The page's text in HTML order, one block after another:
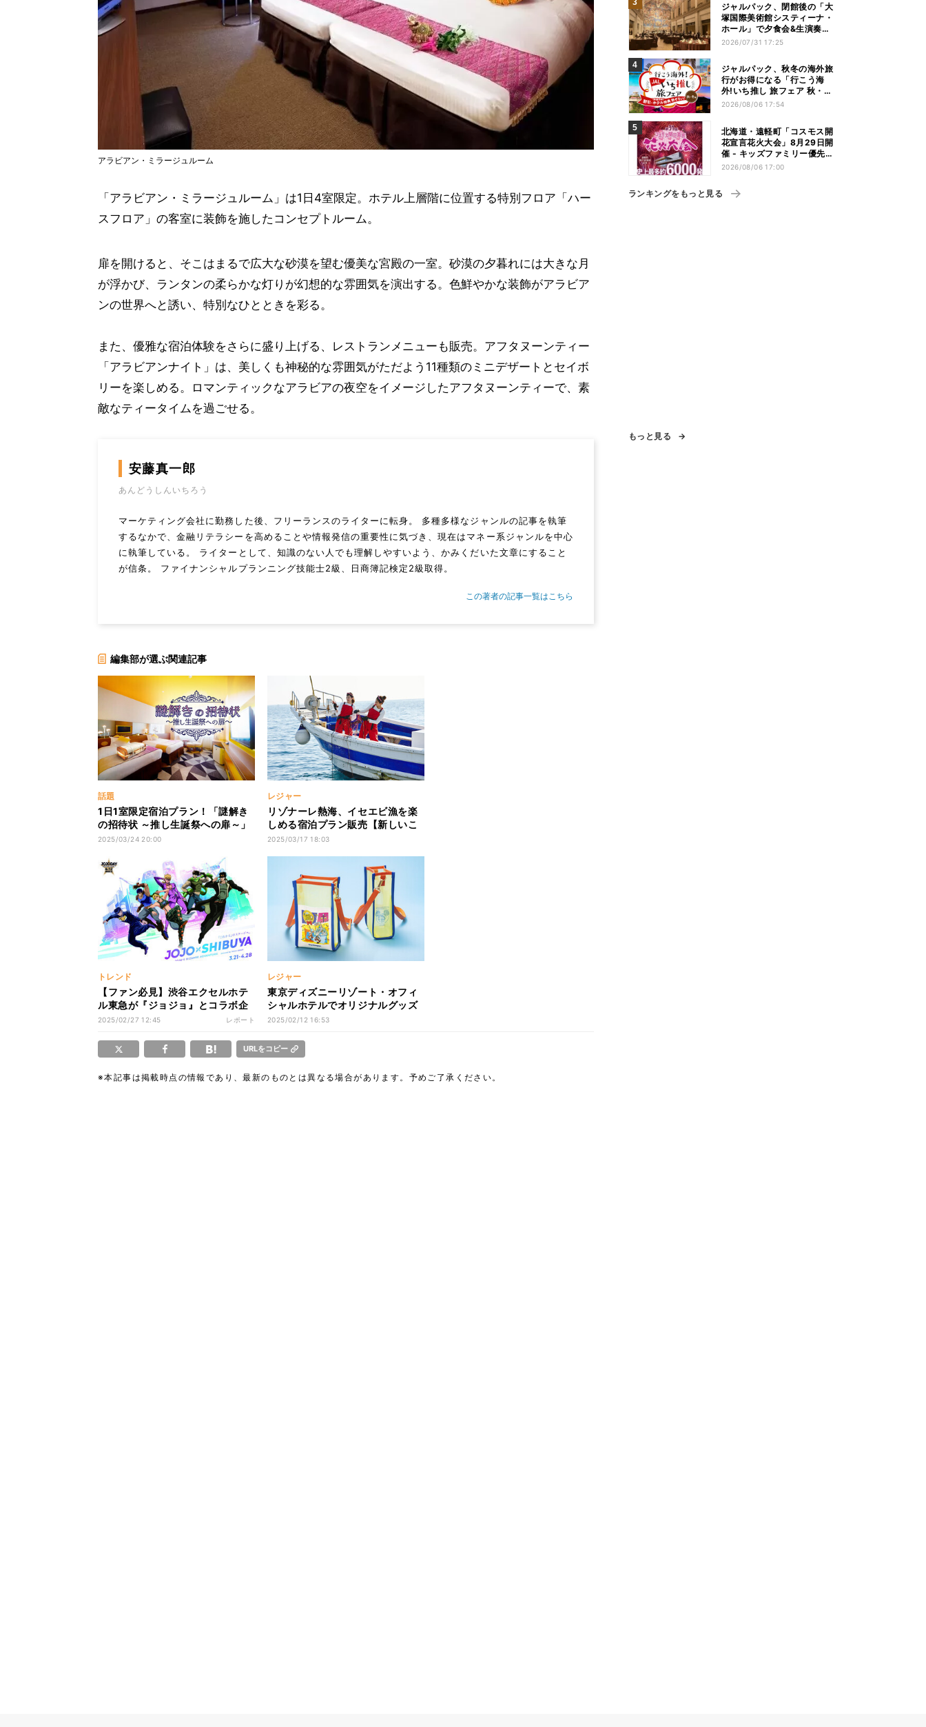
アラビアン・ミラージュルーム
「アラビアン・ミラージュルーム」は1日4室限定。ホテル上層階に位置する特別フロア「ハー
スフロア」の客室に装飾を施したコンセプトルーム。
扉を開けると、そこはまるで広大な砂漠を望む優美な宮殿の一室。砂漠の夕暮れには大きな月
が浮かび、ランタンの柔らかな灯りが幻想的な雰囲気を演出する。色鮮やかな装飾がアラビア
ンの世界へと誘い、特別なひとときを彩る。
また、優雅な宿泊体験をさらに盛り上げる、レストランメニューも販売。アフタヌーンティー
「アラビアンナイト」は、美しくも神秘的な雰囲気がただよう11種類のミニデザートとセイボ
リーを楽しめる。ロマンティックなアラビアの夜空をイメージしたアフタヌーンティーで、素
敵なティータイムを過ごせる。
安藤真一郎
あんどうしんいちろう
マーケティング会社に勤務した後、フリーランスのライターに転身。 多種多様なジャンルの記事を執筆
するなかで、金融リテラシーを高めることや情報発信の重要性に気づき、現在はマネー系ジャンルを中心
に執筆している。 ライターとして、知識のない人でも理解しやすいよう、かみくだいた文章にすること
が信条。 ファイナンシャルプランニング技能士2級、日商簿記検定2級取得。
この著者の記事一覧はこちら
編集部が選ぶ関連記事
話題
1日1室限定宿泊プラン！「謎解き
の招待状 ～推し生誕祭への扉～」
販売開始
2025/03/24 20:00
レジャー
リゾナーレ熱海、イセエビ漁を楽
しめる宿泊プラン販売【新しいこ
とに挑戦】
2025/03/17 18:03
トレンド
【ファン必見】渋谷エクセルホテ
ル東急が『ジョジョ』とコラボ企
画展開 -「トニオの料理が食べた
いいな～」と話題
2025/02/27 12:45 レポート
レジャー
東京ディズニーリゾート・オフィ
シャルホテルでオリジナルグッズ
付き宿泊プラン
2025/02/12 16:53
URLをコピー
※本記事は掲載時点の情報であり、最新のものとは異なる場合があります。予めご了承ください。
ジャルパック、閉館後の「大
塚国際美術館システィーナ・
ホール」で夕食会&生演奏を
楽しむツアーを販売 – 徳島を
2026/07/31 17:25
ジャルパック、秋冬の海外旅
行がお得になる「行こう海
外!いち推し 旅フェア 秋・冬
編」フェアを開催
2026/08/06 17:54
北海道・遠軽町「コスモス開
花宣言花火大会」8月29日開
催 - キッズファミリー優先観
覧エリアも新設
2026/08/06 17:00
ランキングをもっと見る
もっと見る